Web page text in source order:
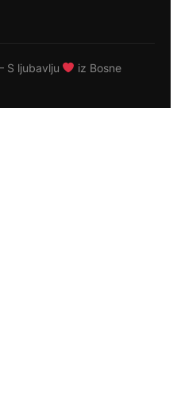
S ljubavlju iz Bosne